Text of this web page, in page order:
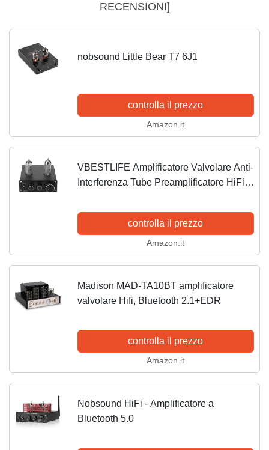
RECENSIONI]
nobsound Little Bear T7 6J1
controlla il prezzo
Amazon.it
VBESTLIFE Amplificatore Valvolare Anti-
Interferenza Tube Preamplificatore HiFi
Amplifier Preamplifier per Audio(Nero)
controlla il prezzo
Amazon.it
Madison MAD-TA10BT amplificatore
valvolare Hifi, Bluetooth 2.1+EDR
controlla il prezzo
Amazon.it
Nobsound HiFi - Amplificatore a
Bluetooth 5.0